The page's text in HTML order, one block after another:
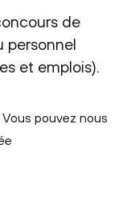
de
personnel
et emplois).
Vous pouvez nous